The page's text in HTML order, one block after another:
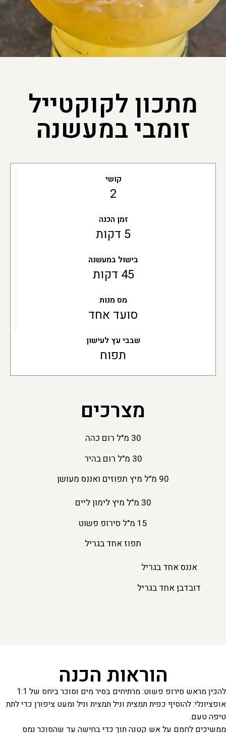
מתכון לקוקטייל
זומבי במעשנה
קושי
2
זמן הכנה
5 דקות
בישול במעשנה
45 דקות
מס מנות
סועד אחד
שבבי עץ לעישון
תפוח
מצרכים
30 מ"ל רום כהה
30 מ"ל רום בהיר
90 מ"ל מיץ תפוזים ואננס מעושן
30 מ"ל מיץ לימון ליים
15 מ"ל סירופ פשוט
תפוז אחד בגריל
אננס אחד בגריל
דובדבן אחד בגריל
הוראות הכנה
להכין מראש סירופ פשוט: מרתיחים בסיר מים וסוכר ביחס של 1:1
אופציונלי: להוסיף כפית תמצית וניל תמצית וניל ומעט ציפורן כדי לתת
טיפה טעם.
ממשיכים לחמם על אש קטנה תוך כדי בחישה עד שהסוכר נמס